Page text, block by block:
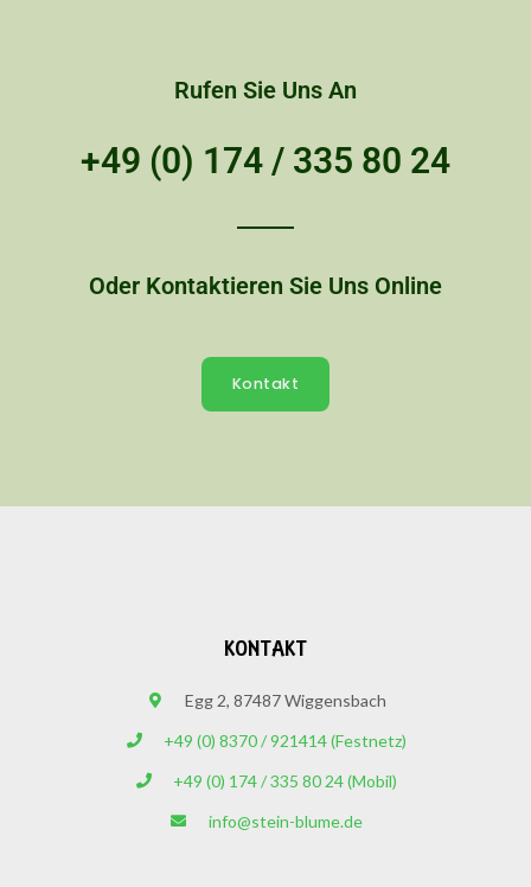
Rufen Sie Uns An
+49 (0) 174 / 335 80 24
Oder Kontaktieren Sie Uns Online
Kontakt
KONTAKT
Egg 2, 87487 Wiggensbach
+49 (0) 8370 / 921414 (Festnetz)
+49 (0) 174 / 335 80 24 (Mobil)
info@stein-blume.de